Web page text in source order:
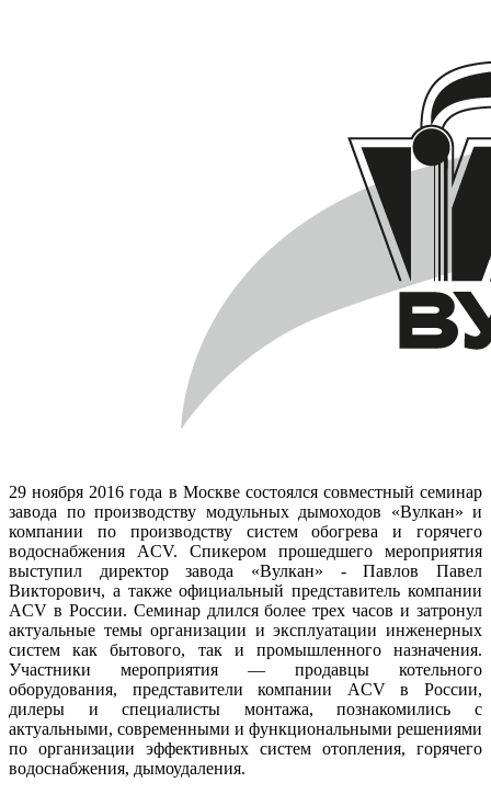
29 ноября 2016 года в Москве состоялся совместный семинар
завода по производству модульных дымоходов «Вулкан» и
компании по производству систем обогрева и горячего
водоснабжения ACV. Спикером прошедшего мероприятия
выступил директор завода «Вулкан» - Павлов Павел
Викторович, а также официальный представитель компании
ACV в России. Семинар длился более трех часов и затронул
актуальные темы организации и эксплуатации инженерных
систем как бытового, так и промышленного назначения.
Участники мероприятия — продавцы котельного
оборудования, представители компании ACV в России,
дилеры и специалисты монтажа, познакомились с
актуальными, современными и функциональными решениями
по организации эффективных систем отопления, горячего
водоснабжения, дымоудаления.